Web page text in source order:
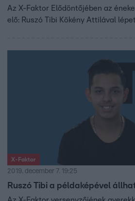
Az X-Faktor Elődöntőjében az
elő: Ruszó Tibi Kökény Attilával
X-Faktor
2019. december 7. 19:25
Ruszó Tibi a példaképével